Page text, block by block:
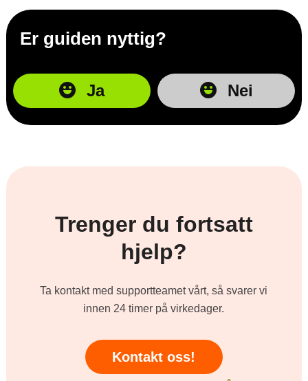
Er guiden nyttig?
Ja Nei
Trenger du fortsatt
hjelp?
Ta kontakt med supportteamet vårt, så svarer vi
innen 24 timer på virkedager.
Kontakt oss!